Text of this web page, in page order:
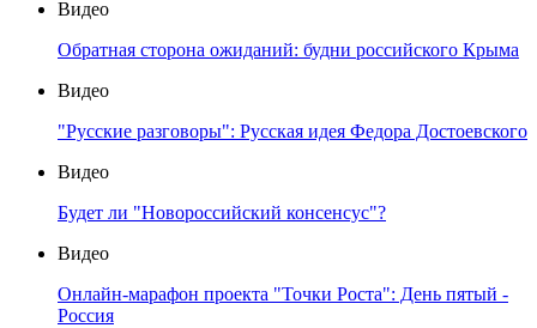
Видео
Обратная сторона ожиданий: будни российского Крыма
Видео
"Русские разговоры": Русская идея Федора Достоевского
Видео
Будет ли "Новороссийский консенсус"?
Видео
Онлайн-марафон проекта "Точки Роста": День пятый -
Россия